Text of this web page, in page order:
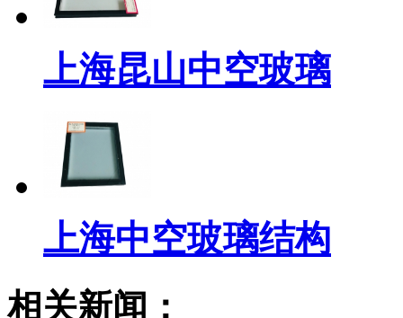
上海昆山中空玻璃
上海中空玻璃结构
相关新闻：